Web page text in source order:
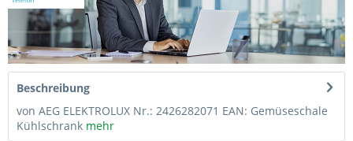
Beschreibung
von AEG ELEKTROLUX Nr.: 2426282071 EAN: Gemüseschale
Kühlschrank mehr